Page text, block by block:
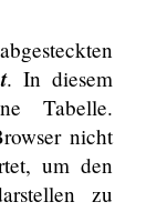
. In diesem
Tabelle.
nicht
um den
zu